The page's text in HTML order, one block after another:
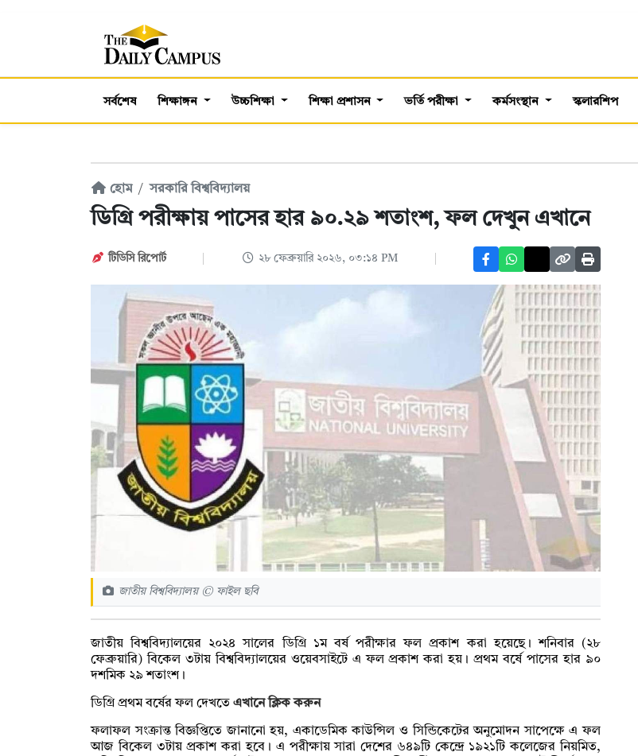
সর্বশেষ শিক্ষাঙ্গন উচ্চশিক্ষা শিক্ষা প্রশাসন ভর্তি পরীক্ষা কর্মসংস্থান স্কলারশিপ
হোম সরকারি বিশ্ববিদ্যালয়
ডিগ্রি পরীক্ষায় পাসের হার ৯০.২৯ শতাংশ, ফল দেখুন এখানে
টিডিসি রিপোর্ট ২৮ ফেব্রুয়ারি ২০২৬, ০৩:১৪ PM
জাতীয় বিশ্ববিদ্যালয় © ফাইল ছবি
জাতীয় বিশ্ববিদ্যালয়ের ২০২৪ সালের ডিগ্রি ১ম বর্ষ পরীক্ষার ফল প্রকাশ করা হয়েছে। শনিবার (২৮
ফেব্রুয়ারি) বিকেল ৩টায় বিশ্ববিদ্যালয়ের ওয়েবসাইটে এ ফল প্রকাশ করা হয়। প্রথম বর্ষে পাসের হার ৯০
দশমিক ২৯ শতাংশ।
ডিগ্রি প্রথম বর্ষের ফল দেখতে এখানে ক্লিক করুন
ফলাফল সংক্রান্ত বিজ্ঞপ্তিতে জানানো হয়, একাডেমিক কাউন্সিল ও সিন্ডিকেটের অনুমোদন সাপেক্ষে এ ফল
আজ বিকেল ৩টায় প্রকাশ করা হবে। এ পরীক্ষায় সারা দেশের ৬৪৯টি কেন্দ্রে ১৯২১টি কলেজের নিয়মিত,